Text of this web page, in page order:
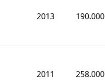
2013 190.000
2011 258.000